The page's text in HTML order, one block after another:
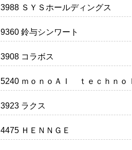
3988 ＳＹＳホールディングス
9360 鈴与シンワート
3908 コラボス
5240 ｍｏｎｏＡＩ ｔｅｃｈｎｏ
3923 ラクス
4475 ＨＥＮＮＧＥ